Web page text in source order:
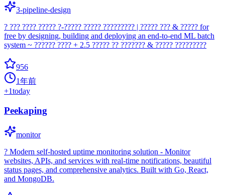
3-pipeline-design
? ??? ???? ????? ?-????? ????? ????????? | ????? ??? & ????? for
free by designing, building and deploying an end-to-end ML batch
system ~ ?????? ???? + 2.5 ????? ?? ??????? & ????? ?????????
956
1年前
+1today
Peekaping
monitor
? Modern self-hosted uptime monitoring solution - Monitor
websites, APIs, and services with real-time notifications, beautiful
status pages, and comprehensive analytics. Built with Go, React,
and MongoDB.